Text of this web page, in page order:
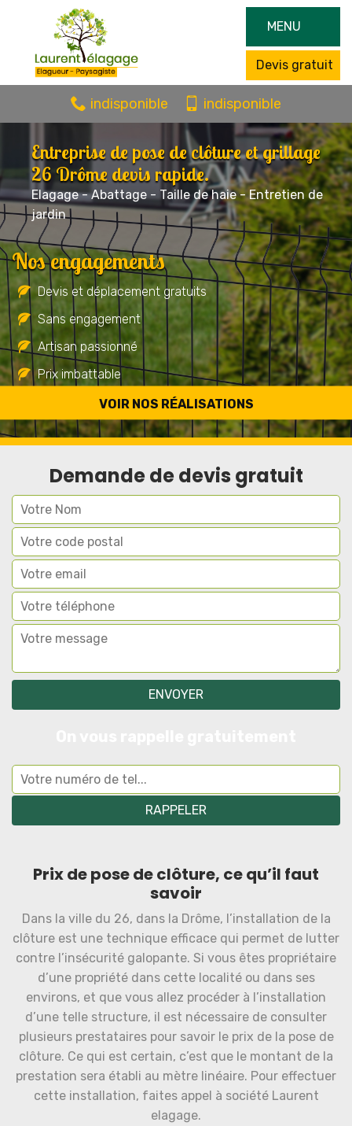
MENU
Devis gratuit
indisponible indisponible
Entreprise de pose de clôture et grillage
26 Drôme devis rapide.
Elagage - Abattage - Taille de haie - Entretien de
jardin
VOIR NOS RÉALISATIONS
Nos engagements
Devis et déplacement gratuits
Sans engagement
Artisan passionné
Prix imbattable
Travail de qualité
Demande de devis gratuit
Prix de pose de clôture, ce qu’il faut
savoir
Dans la ville du 26, dans la Drôme, l’installation de la
clôture est une technique efficace qui permet de lutter
contre l’insécurité galopante. Si vous êtes propriétaire
d’une propriété dans cette localité ou dans ses
environs, et que vous allez procéder à l’installation
d’une telle structure, il est nécessaire de consulter
plusieurs prestataires pour savoir le prix de la pose de
clôture. Ce qui est certain, c’est que le montant de la
prestation sera établi au mètre linéaire. Pour effectuer
cette installation, faites appel à société Laurent
elagage.